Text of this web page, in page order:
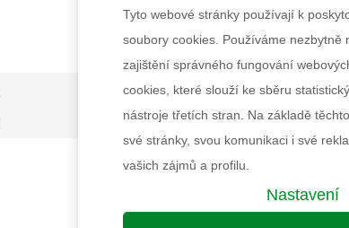
Tyto webové stránky používají k
soubory cookies. Používáme nezbytně
zajištění správného fungování
cookies, které slouží ke sběru
nástroje třetích stran. Na základě
své stránky, svou komunikaci i své
vašich zájmů a profilu.
Nastavení